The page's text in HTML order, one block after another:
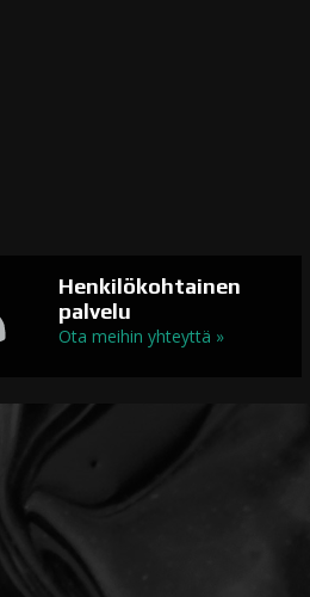
Henkilökohtainen
palvelu
Ota meihin yhteyttä »